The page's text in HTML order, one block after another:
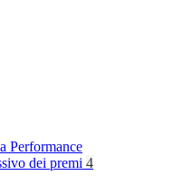
Performance
dei premi 4